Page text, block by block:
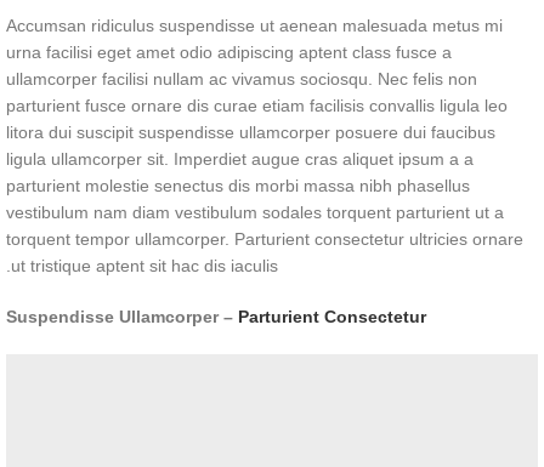
Accumsan ridiculus suspendisse ut aenean malesuada metus mi
urna facilisi eget amet odio adipiscing aptent class fusce a
ullamcorper facilisi nullam ac vivamus sociosqu. Nec felis non
parturient fusce ornare dis curae etiam facilisis convallis ligula leo
litora dui suscipit suspendisse ullamcorper posuere dui faucibus
ligula ullamcorper sit. Imperdiet augue cras aliquet ipsum a a
parturient molestie senectus dis morbi massa nibh phasellus
vestibulum nam diam vestibulum sodales torquent parturient ut a
torquent tempor ullamcorper. Parturient consectetur ultricies ornare
ut tristique aptent sit hac dis iaculis.
Suspendisse Ullamcorper – Parturient Consectetur